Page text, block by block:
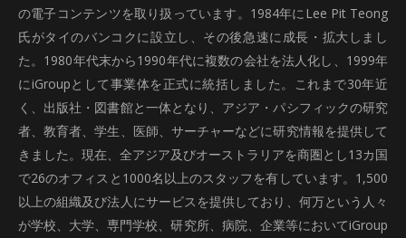
の電子コンテンツを取り扱っています。1984年にLee Pit Teong
氏がタイのバンコクに設立し、その後急速に成長・拡大しまし
た。1980年代末から1990年代に複数の会社を法人化し、1999年
にiGroupとして事業体を正式に統括しました。これまで30年近
く、出版社・図書館と一体となり、アジア・パシフィックの研究
者、教育者、学生、医師、サーチャーなどに研究情報を提供して
きました。現在、全アジア及びオーストラリアを商圏とし13カ国
で26のオフィスと1000名以上のスタッフを有しています。1,500
以上の組織及び法人にサービスを提供しており、何万という人々
が学校、大学、専門学校、研究所、病院、企業等においてiGroup